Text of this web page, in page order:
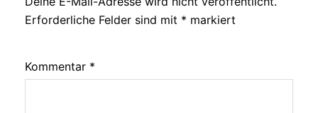
Erforderliche Felder sind mit * markiert
Kommentar *